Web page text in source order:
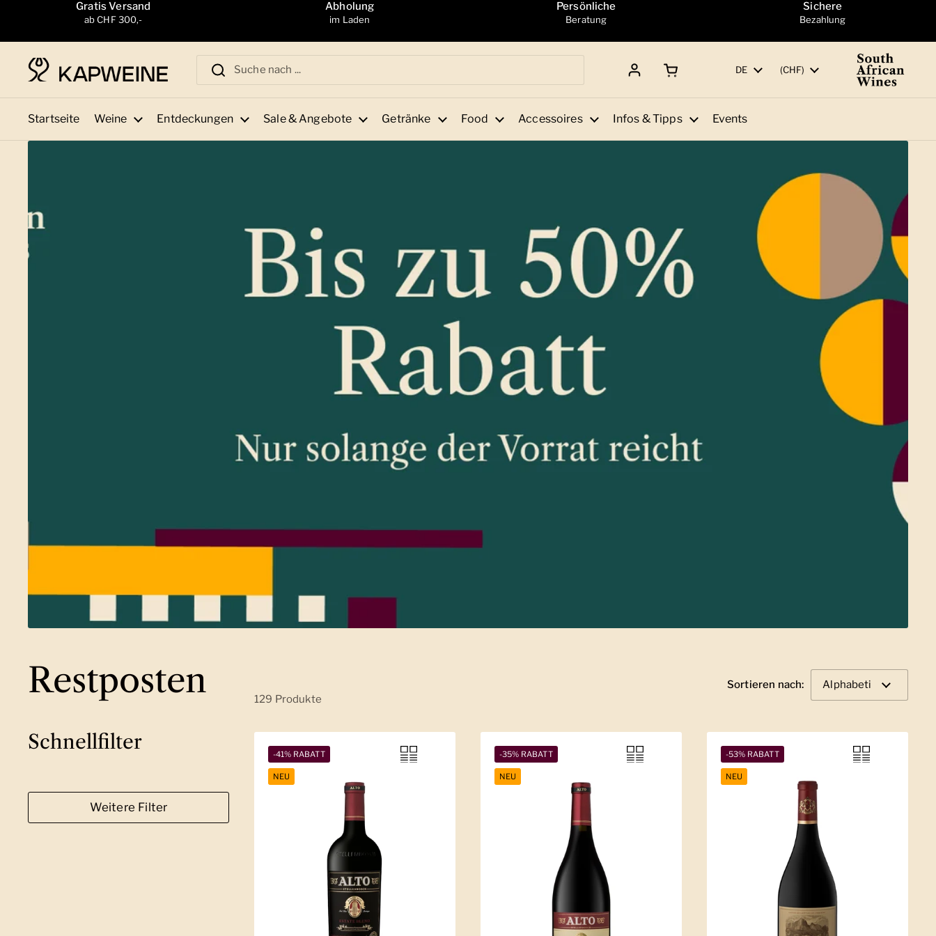
Zum Inhalt springenGratis Versand
ab CHF 300,-
Abholung
im Laden
Persönliche
Beratung
Sichere
Bezahlung
Sprache
DE Land/Region
(CHF)
Startseite Weine Entdeckungen Sale & Angebote Getränke Food Accessoires Infos & Tipps Events
Restposten
Schnellfilter
Weitere Filter
129 Produkte
Sortieren nach:
-41% RABATT
NEU
-35% RABATT
NEU
-53% RABATT
NEU